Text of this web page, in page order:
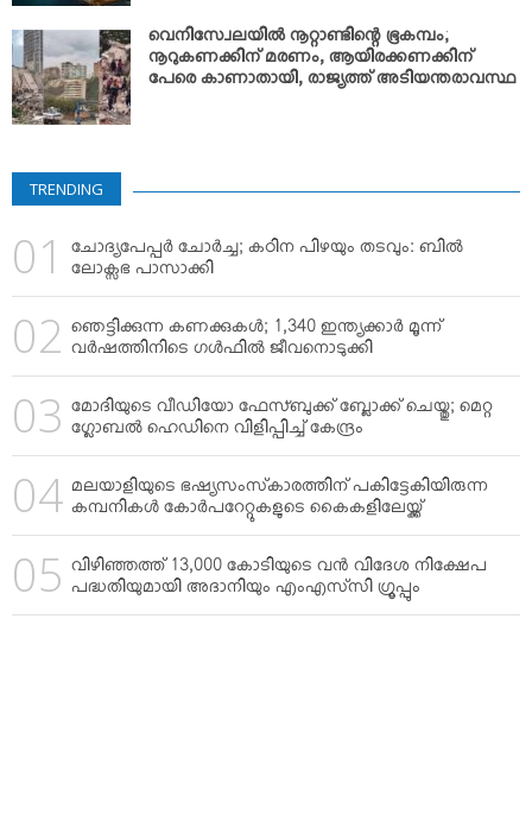
വെനിസ്വേലയില്‍ നൂറ്റാണ്ടിന്റെ ഭൂകമ്പം;
നൂറുകണക്കിന് മരണം, ആയിരക്കണക്കിന്
പേരെ കാണാതായി, രാജ്യത്ത് അടിയന്തരാവസ്ഥ
TRENDING
ചോദ്യപേപ്പര്‍ ചോര്‍ച്ച; കഠിന പിഴയും തടവും: ബില്‍
ലോക്സഭ പാസാക്കി
ഞെട്ടിക്കുന്ന കണക്കുകള്‍; 1,340 ഇന്ത്യക്കാര്‍ മൂന്ന്
വര്‍ഷത്തിനിടെ ഗള്‍ഫില്‍ ജീവനൊടുക്കി
മോദിയുടെ വീഡിയോ ഫേസ്ബുക്ക് ബ്ലോക്ക് ചെയ്തു; മെറ്റ
ഗ്ലോബല്‍ ഹെഡിനെ വിളിപ്പിച്ച് കേന്ദ്രം
മലയാളിയുടെ ഭഷ്യസംസ്‌കാരത്തിന് പകിട്ടേകിയിരുന്ന
കമ്പനികള്‍ കോര്‍പറേറ്റുകളുടെ കൈകളിലേയ്ക്ക്
വിഴിഞ്ഞത്ത് 13,000 കോടിയുടെ വന്‍ വിദേശ നിക്ഷേപ
പദ്ധതിയുമായി അദാനിയും എംഎസ്‌സി ഗ്രൂപ്പും